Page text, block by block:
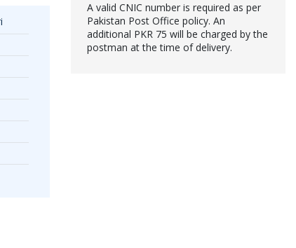
A valid CNIC number is required as per
Pakistan Post Office policy. An
additional PKR 75 will be charged by the
postman at the time of delivery.